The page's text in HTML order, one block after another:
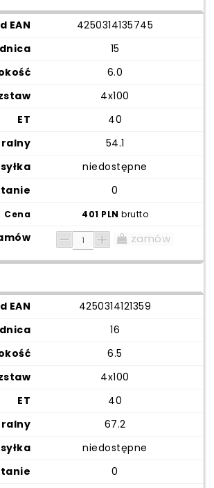
4250314135745
15
6.0
4x100
40
54.1
niedostępne
0
401 PLNbrutto
zamów
4250314121359
16
6.5
4x100
40
67.2
niedostępne
0